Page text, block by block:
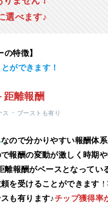
選べます♪
の特徴】
ができます！
距離報酬
ス ・ ブーストも有り
なので分かりやすい報酬体
報酬の変動が激しく時期
離報酬がベース となってい
を受けることができます ！
も有ります♪チップ獲得率